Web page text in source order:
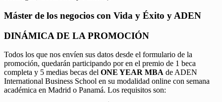
Máster de los negocios con Vida y Éxito y ADEN
DINÁMICA DE LA PROMOCIÓN
Todos los que nos envíen sus datos desde el formulario de la
promoción, quedarán participando por en el premio de 1 beca
completa y 5 medias becas del ONE YEAR MBA de ADEN
International Business School en su modalidad online con semana
académica en Madrid o Panamá. Los requisitos son: